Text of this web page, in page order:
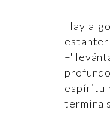
Hay
espíritu
termina